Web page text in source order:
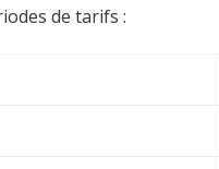
de tarifs :